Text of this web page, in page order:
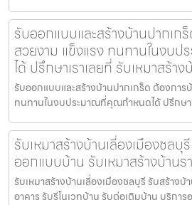
รับออกแบบและสร้างบ้านปากเก
สวยงาม แข็งแรง ทนทานในงบ
ได้ ปรึกษาเราเลยที่ รับเหมาสร้า
รับออกแบบและสร้างบ้านปากเกร็ด ต้องการ
ทนทานในงบประมาณที่คุณกำหนดได้ ปรึกษาเ
รับเหมาสร้างบ้านเลี่องเมืองชลบุ
ออกแบบบ้าน รับเหมาสร้างบ้านร
รับเหมาสร้างบ้านเลี่องเมืองชลบุรี รับสร้างบ้
อาคาร รับรีโนเวทบ้าน รับต่อเติมบ้าน บริการ